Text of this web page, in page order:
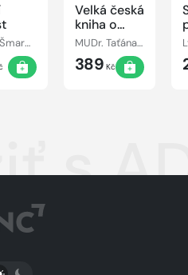
Vlasta Šmardová, Jiřina Bednářová
Velká česká
kniha o
matce a
MUDr. Taťána Hanáková
389 Kč
s
PŘEPNOUT SVĚTLÝ/TMAVÝ REŽIM